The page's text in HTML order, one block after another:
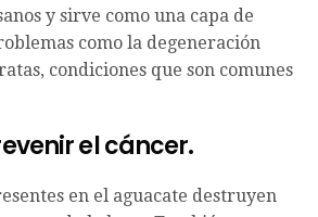
y sirve como una capa de
como la degeneración
condiciones que son comunes
el cáncer.
en el aguacate destruyen